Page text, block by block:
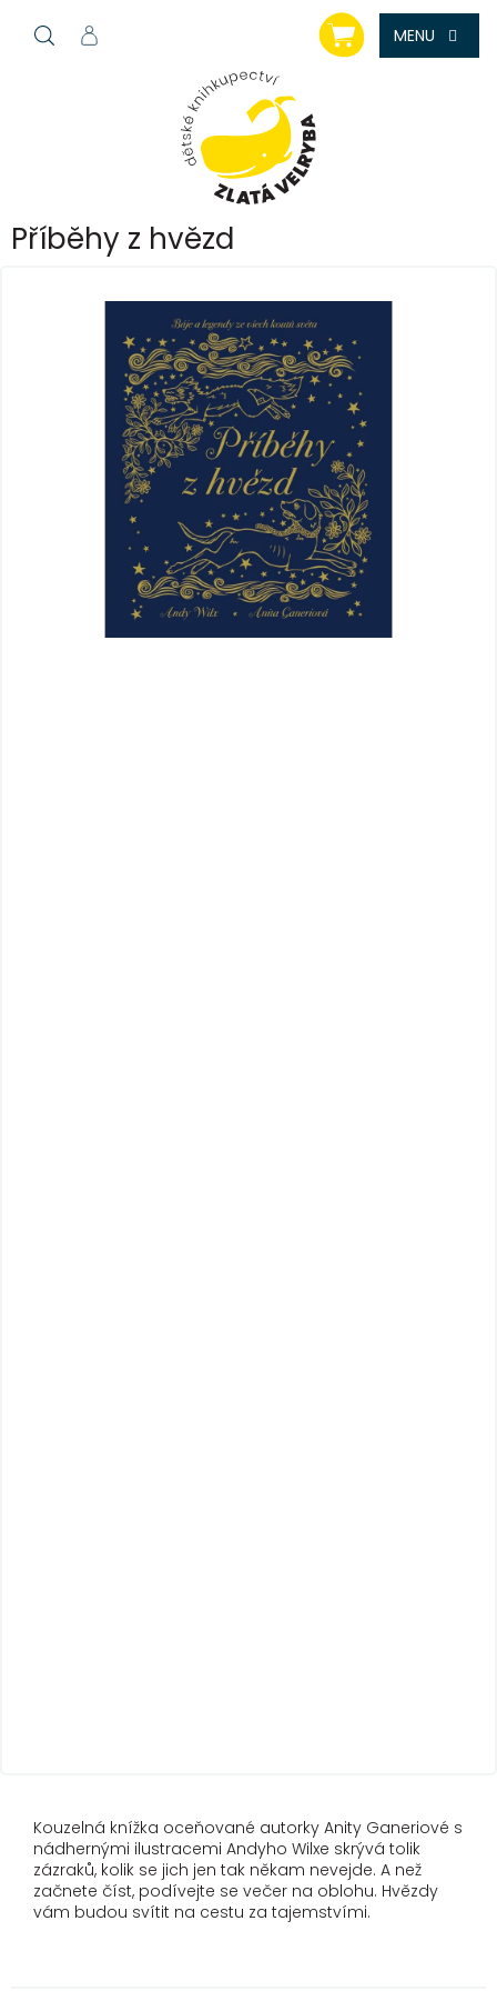
NÁKUPNÍ
KOŠÍK
Příběhy z hvězd
Kouzelná knížka oceňované autorky Anity Ganeriové s
nádhernými ilustracemi Andyho Wilxe skrývá tolik
zázraků, kolik se jich jen tak někam nevejde. A než
začnete číst, podívejte se večer na oblohu. Hvězdy
vám budou svítit na cestu za tajemstvími.